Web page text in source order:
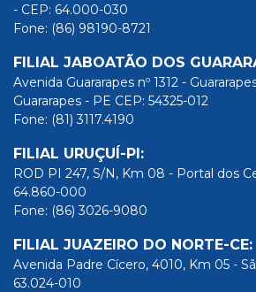
- CEP: 64.000-030
Fone: (86) 98190-8721
FILIAL JABOATÃO DOS
Avenida Guararapes nº 1312 -
Guararapes - PE CEP: 54325-012
Fone: (81) 3117.4190
FILIAL URUÇUÍ-PI:
ROD PI 247, S/N, Km 08 - Portal dos
64.860-000
Fone: (86) 3026-9080
FILIAL JUAZEIRO DO NORTE-CE:
Avenida Padre Cícero, 4010, Km 05 -
63.024-010